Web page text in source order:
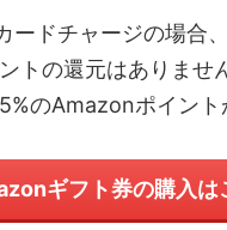
ードチャージの場合
トの還元はありませ
のAmazonポイント
ギフト券の購入は